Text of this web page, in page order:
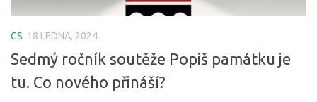
CS 18 LEDNA, 2024
Sedmý ročník soutěže Popiš památku je
tu. Co nového přináší?